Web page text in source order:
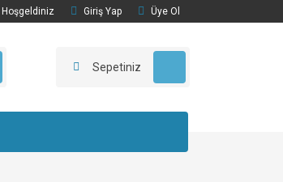
Hoşgeldiniz Giriş Yap Üye Ol
Sepetiniz